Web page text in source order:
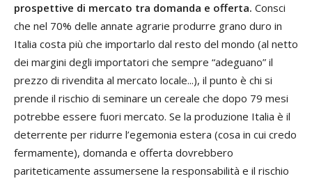
prospettive di mercato tra domanda e offerta. Consci
che nel 70% delle annate agrarie produrre grano duro in
Italia costa più che importarlo dal resto del mondo (al netto
dei margini degli importatori che sempre “adeguano” il
prezzo di rivendita al mercato locale...), il punto è chi si
prende il rischio di seminare un cereale che dopo 79 mesi
potrebbe essere fuori mercato. Se la produzione Italia è il
deterrente per ridurre l’egemonia estera (cosa in cui credo
fermamente), domanda e offerta dovrebbero
pariteticamente assumersene la responsabilità e il rischio